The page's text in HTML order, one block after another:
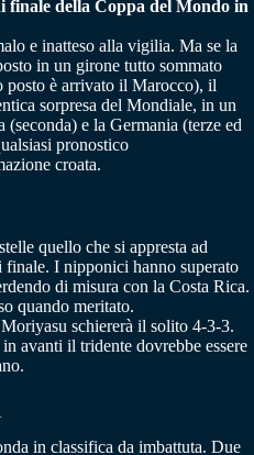
finale della Coppa del Mondo in
e inatteso alla vigilia. Ma se la
in un girone tutto sommato
posto è arrivato il Marocco), il
sorpresa del Mondiale, in un
e la Germania (terze ed
pronostico
croata.
quello che si appresta ad
I nipponici hanno superato
di misura con la Costa Rica.
quando meritato.
schiererà il solito 4-3-3.
avanti il tridente dovrebbe essere
in classifica da imbattuta. Due